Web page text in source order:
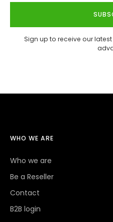
Sign up to receive our
WHO WE ARE
Who we are
Be a Reseller
Contact
B2B login